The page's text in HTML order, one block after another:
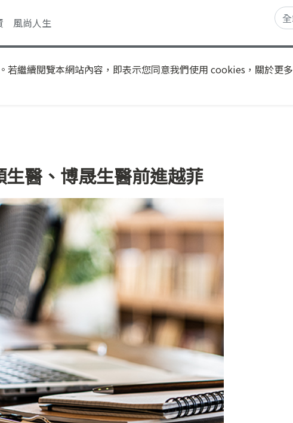
風尚人生
繼續閱覽本網站內容，即表示您同意我們使用 cookies，關於更多
醫、博晟生醫前進越菲